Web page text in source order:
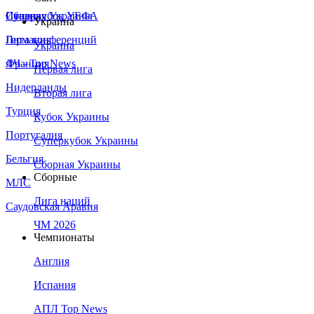
Сборная Украины
Италия
Германия
Франция
Нидерланды
Турция
Португалия
Бельгия
МЛС
Саудовская Аравия
Суперкубок УЕФА
Лига конференций
ЛЧ - Top News
Украина
Украина
Первая лига
Вторая лига
Кубок Украины
Суперкубок Украины
Сборная Украины
Сборные
Лига наций
ЧМ 2026
Чемпионаты
Англия
Испания
АПЛ Top News